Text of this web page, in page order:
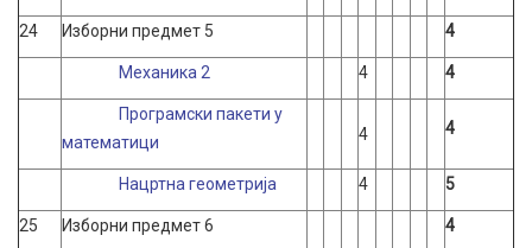
24 Изборни предмет 5 4
Механика 2 4 4
Програмски пакети у
математици
4 4
Нацртна геометрија 4 5
25 Изборни предмет 6 4